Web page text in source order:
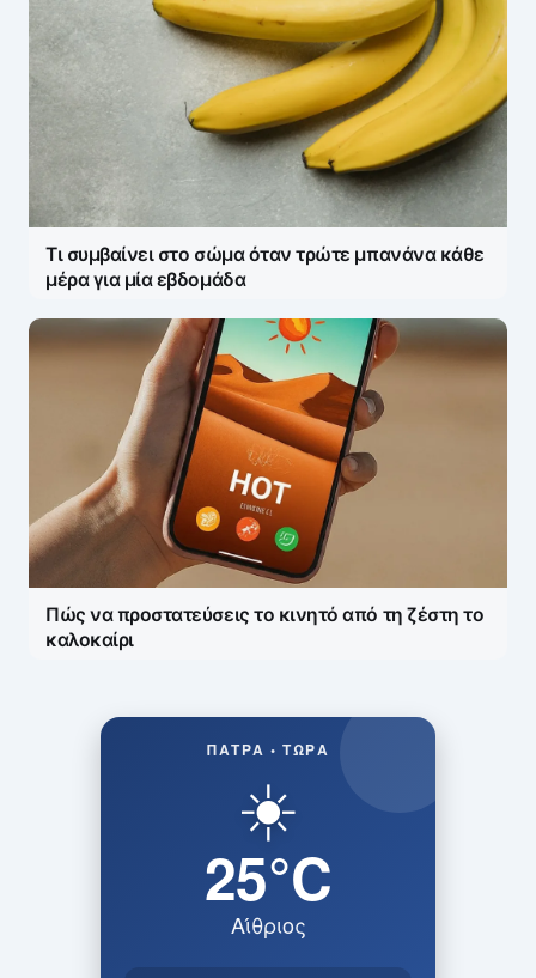
Τι συμβαίνει στο σώμα όταν τρώτε μπανάνα κάθε
μέρα για μία εβδομάδα
Πώς να προστατεύσεις το κινητό από τη ζέστη το
καλοκαίρι
ΠΆΤΡΑ • ΤΏΡΑ
☀️
25°C
Αίθριος